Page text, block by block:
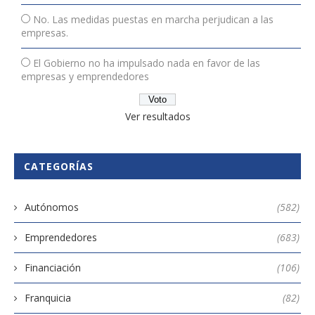
No. Las medidas puestas en marcha perjudican a las
empresas.
El Gobierno no ha impulsado nada en favor de las
empresas y emprendedores
Ver resultados
CATEGORÍAS
Autónomos (582)
Emprendedores (683)
Financiación (106)
Franquicia (82)